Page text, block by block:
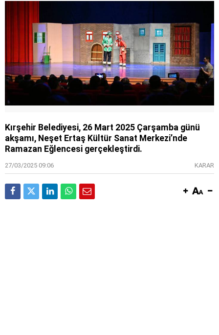
Kırşehir Belediyesi, 26 Mart 2025 Çarşamba günü
akşamı, Neşet Ertaş Kültür Sanat Merkezi’nde
Ramazan Eğlencesi gerçekleştirdi.
27/03/2025 09:06 KARAR